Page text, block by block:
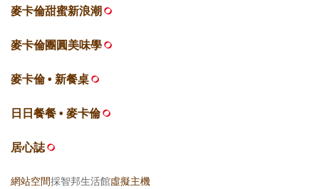
麥卡倫甜蜜新浪潮
麥卡倫團圓美味學
麥卡倫 • 新餐桌
日日餐餐 • 麥卡倫
居心誌
網站空間採智邦生活館虛擬主機